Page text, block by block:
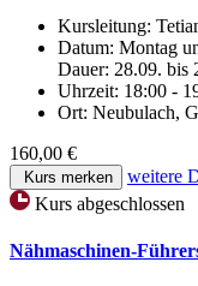
Kursleitung:
Datum: Montag
Dauer: 28.09. bis
Uhrzeit: 18:00 -
Ort: Neubulach,
160,00 €
Kurs merken
weitere
Kurs abgeschlossen
Nähmaschinen-